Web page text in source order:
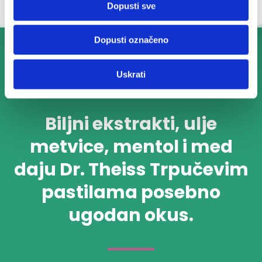
Dopusti sve
Dopusti označeno
Uskrati
Biljni ekstrakti, ulje
metvice, mentol i med
daju Dr. Theiss Trpučevim
pastilama posebno
ugodan okus.